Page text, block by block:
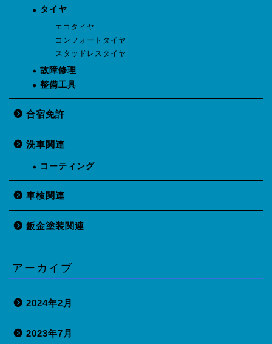
タイヤ
エコタイヤ
コンフォートタイヤ
スタッドレスタイヤ
故障修理
整備工具
合宿免許
洗車関連
コーティング
車検関連
鈑金塗装関連
アーカイブ
2024年2月
2023年7月